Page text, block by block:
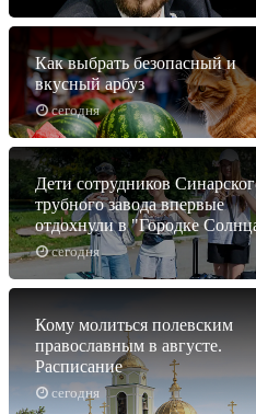
сегодня
Как выбрать безопасный и
вкусный арбуз
сегодня
Дети сотрудников
трубного завода впервые
отдохнули в "Городке
сегодня
Кому молиться полевским
православным в августе.
Расписание